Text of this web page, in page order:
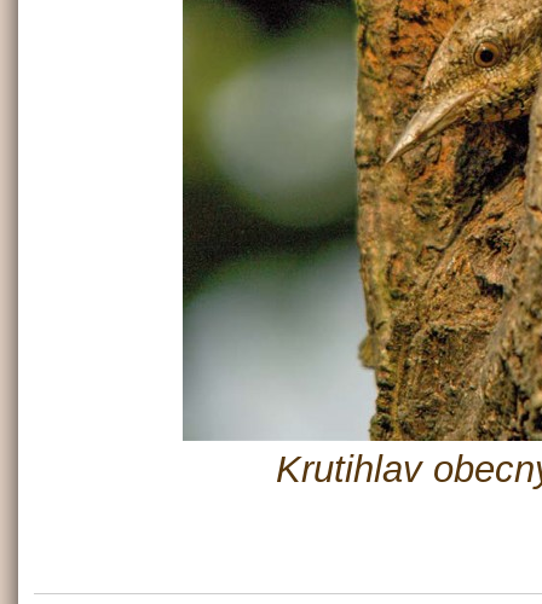
Krutihlav